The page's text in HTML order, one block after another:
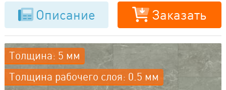
Описание Заказать
Толщина: 5 мм
Толщина рабочего слоя: 0.5 мм